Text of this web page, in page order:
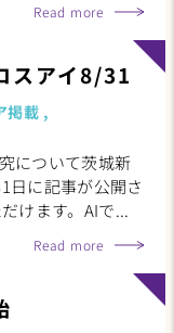
Read more
スアイ8/31
掲載
について茨城新
日に記事が公開さ
けます。AIで...
Read more